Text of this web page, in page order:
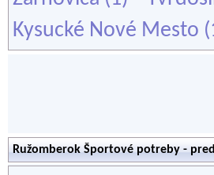
Kysucké Nové Mesto
Ružomberok Športové potreby -